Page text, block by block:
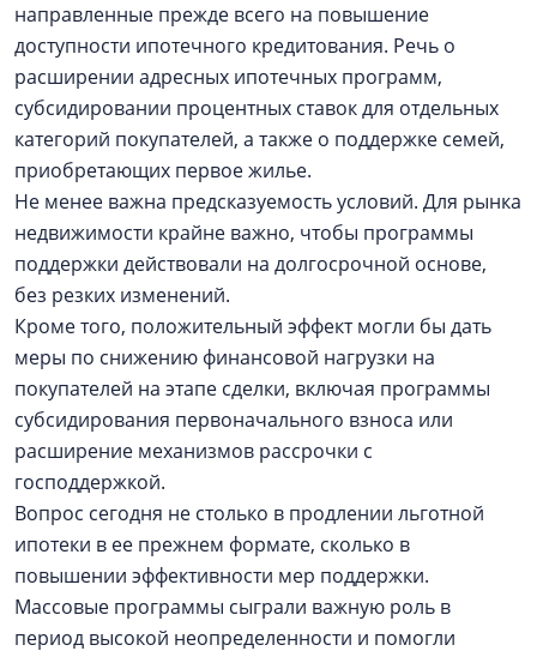
направленные прежде всего на повышение
доступности ипотечного кредитования. Речь о
расширении адресных ипотечных программ,
субсидировании процентных ставок для отдельных
категорий покупателей, а также о поддержке семей,
приобретающих первое жилье.
Не менее важна предсказуемость условий. Для рынка
недвижимости крайне важно, чтобы программы
поддержки действовали на долгосрочной основе,
без резких изменений.
Кроме того, положительный эффект могли бы дать
меры по снижению финансовой нагрузки на
покупателей на этапе сделки, включая программы
субсидирования первоначального взноса или
расширение механизмов рассрочки с
господдержкой.
Вопрос сегодня не столько в продлении льготной
ипотеки в ее прежнем формате, сколько в
повышении эффективности мер поддержки.
Массовые программы сыграли важную роль в
период высокой неопределенности и помогли